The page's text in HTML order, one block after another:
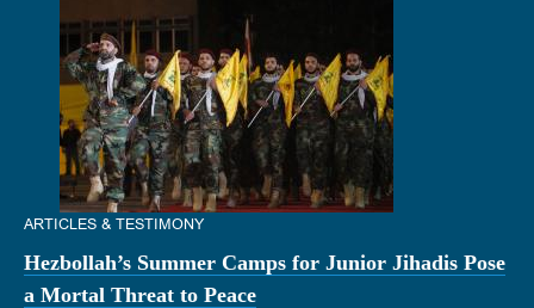
ARTICLES & TESTIMONY
Hezbollah’s Summer Camps for Junior Jihadis Pose
a Mortal Threat to Peace